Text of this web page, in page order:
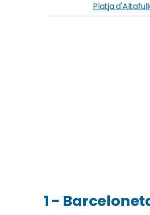
Platja
1 -